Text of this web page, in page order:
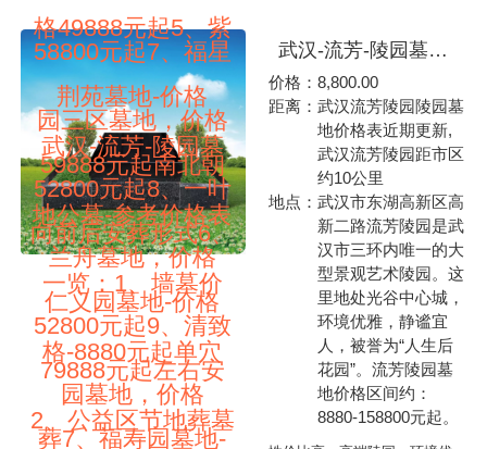
58800元起7、福星
园三区墓地，价格
52800元起8、一叶
兰舟墓地，价格
52800元起9、清致
园墓地，价格
格49888元起5、紫
荆苑墓地-价格
59888元起南北朝
向前后安葬形式6、
仁义园墓地-价格
79888元起左右安
葬7、福寿园墓地-
武汉-流芳-陵园墓
地公墓-参考价格表
一览：1、墙墓价
格-8880元起单穴
2、公益区节地葬墓
武汉-流芳-陵园墓地公墓-参考价格表一览：1、墙墓价格-8880元起单穴2、公益区节地葬墓地-价格单穴29800元起，双穴35800元起3、画苑五区墓地-价格498800元起4、孝苑一区墓地-价格59880元起5、画苑一区墓地-价格69800元起6、书苑三区墓地-价格798800元起7、孝苑二区墓地-价格98800元起8、书苑一区墓地-价格108800元起9、园一区墓地-价格158800元起（本站内容及陵园价格仅供参考用，咨询电话027-88311211）武汉-流芳-陵园
价格：8,800.00
距离：武汉流芳陵园陵园墓
地价格表近期更新,
武汉流芳陵园距市区
约10公里
地点：武汉市东湖高新区高
新二路流芳陵园是武
汉市三环内唯一的大
型景观艺术陵园。这
里地处光谷中心城，
环境优雅，静谧宜
人，被誉为“人生后
花园”。流芳陵园墓
地价格区间约：
8880-158800元起。